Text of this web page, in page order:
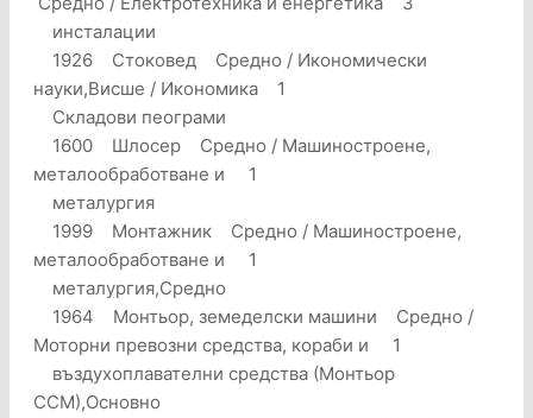
инсталации
1926 Стоковед Средно / Икономически
науки,Висше / Икономика 1
Складови пеограми
1600 Шлосер Средно / Машиностроене,
металообработване и 1
металургия
1999 Монтажник Средно / Машиностроене,
металообработване и 1
металургия,Средно
1964 Монтьор, земеделски машини Средно /
Моторни превозни средства, кораби и 1
въздухоплавателни средства (Монтьор
ССМ),Основно